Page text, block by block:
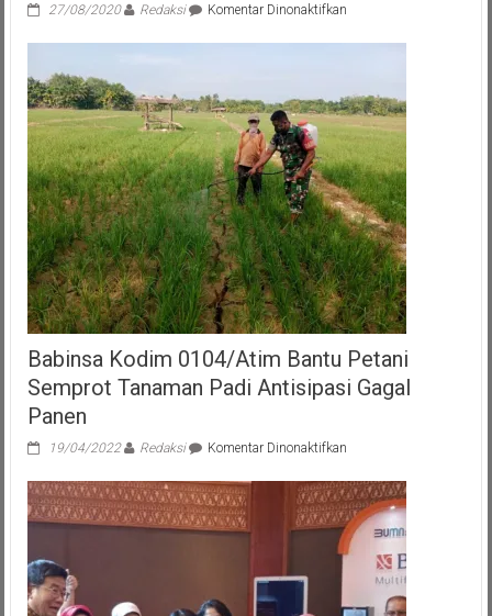
27/08/2020 Redaksi Komentar Dinonaktifkanpada
Ajak
Warga
Terapkan
Perilaku
Hidup
Bersih
Babinsa Kodim 0104/Atim Bantu Petani
Semprot Tanaman Padi Antisipasi Gagal
Panen
19/04/2022 Redaksi Komentar Dinonaktifkanpada
Kodim
0104/Atim
Bantu
Petani
Semprot
Tanaman
Padi